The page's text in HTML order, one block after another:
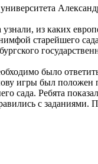
из каких
старейшего
было
игры был положен
сада. Ребята
с заданиями.